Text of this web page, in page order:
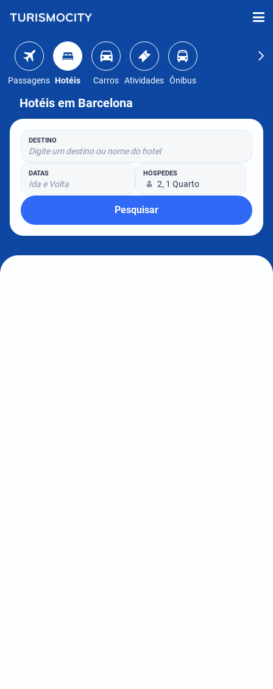
Passagens Hotéis Carros Atividades Ônibus
Hotéis em Barcelona
DESTINO
Digite um destino ou nome do hotel
DATAS
Ida e Volta
HÓSPEDES
2, 1 Quarto
Pesquisar